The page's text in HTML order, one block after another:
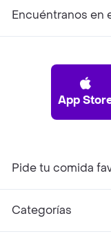
Encuéntranos en
App
Pide tu comida
Categorías